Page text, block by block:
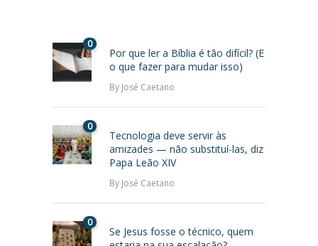
0
Por que ler a Bíblia é tão difícil? (E
o que fazer para mudar isso)
By José Caetano
0
Tecnologia deve servir às
amizades — não substituí-las, diz
Papa Leão XIV
By José Caetano
0
Se Jesus fosse o técnico, quem